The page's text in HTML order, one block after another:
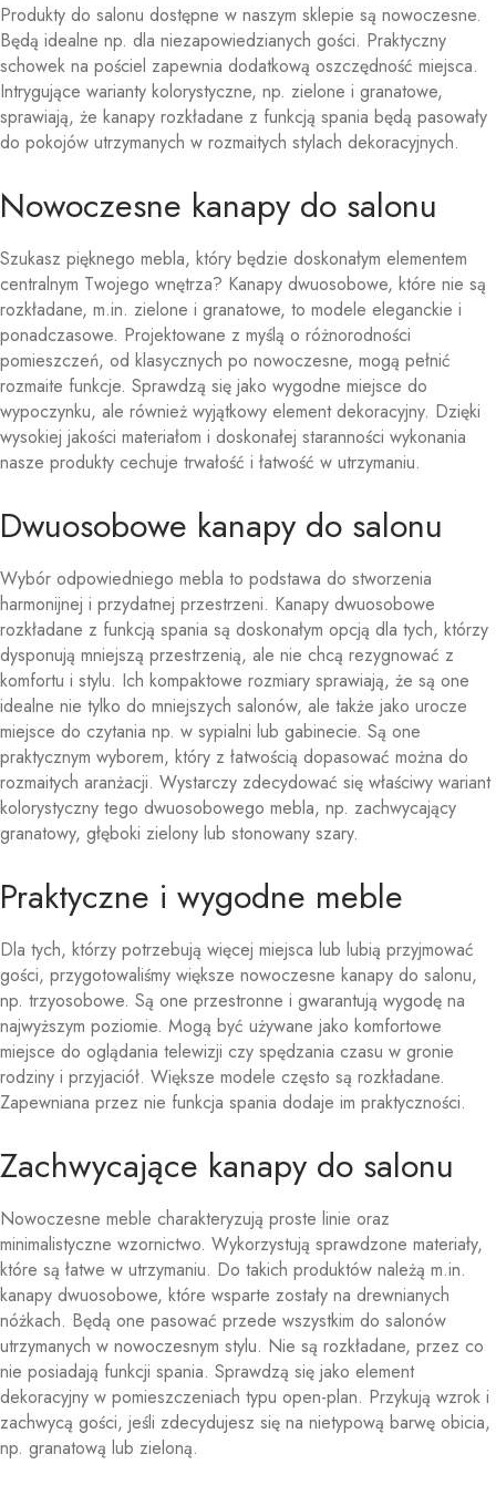
Produkty do salonu dostępne w naszym sklepie są nowoczesne.
Będą idealne np. dla niezapowiedzianych gości. Praktyczny
schowek na pościel zapewnia dodatkową oszczędność miejsca.
Intrygujące warianty kolorystyczne, np. zielone i granatowe,
sprawiają, że kanapy rozkładane z funkcją spania będą pasowały
do pokojów utrzymanych w rozmaitych stylach dekoracyjnych.
Nowoczesne kanapy do salonu
Szukasz pięknego mebla, który będzie doskonałym elementem
centralnym Twojego wnętrza? Kanapy dwuosobowe, które nie są
rozkładane, m.in. zielone i granatowe, to modele eleganckie i
ponadczasowe. Projektowane z myślą o różnorodności
pomieszczeń, od klasycznych po nowoczesne, mogą pełnić
rozmaite funkcje. Sprawdzą się jako wygodne miejsce do
wypoczynku, ale również wyjątkowy element dekoracyjny. Dzięki
wysokiej jakości materiałom i doskonałej staranności wykonania
nasze produkty cechuje trwałość i łatwość w utrzymaniu.
Dwuosobowe kanapy do salonu
Wybór odpowiedniego mebla to podstawa do stworzenia
harmonijnej i przydatnej przestrzeni. Kanapy dwuosobowe
rozkładane z funkcją spania są doskonałym opcją dla tych, którzy
dysponują mniejszą przestrzenią, ale nie chcą rezygnować z
komfortu i stylu. Ich kompaktowe rozmiary sprawiają, że są one
idealne nie tylko do mniejszych salonów, ale także jako urocze
miejsce do czytania np. w sypialni lub gabinecie. Są one
praktycznym wyborem, który z łatwością dopasować można do
rozmaitych aranżacji. Wystarczy zdecydować się właściwy wariant
kolorystyczny tego dwuosobowego mebla, np. zachwycający
granatowy, głęboki zielony lub stonowany szary.
Praktyczne i wygodne meble
Dla tych, którzy potrzebują więcej miejsca lub lubią przyjmować
gości, przygotowaliśmy większe nowoczesne kanapy do salonu,
np. trzyosobowe. Są one przestronne i gwarantują wygodę na
najwyższym poziomie. Mogą być używane jako komfortowe
miejsce do oglądania telewizji czy spędzania czasu w gronie
rodziny i przyjaciół. Większe modele często są rozkładane.
Zapewniana przez nie funkcja spania dodaje im praktyczności.
Zachwycające kanapy do salonu
Nowoczesne meble charakteryzują proste linie oraz
minimalistyczne wzornictwo. Wykorzystują sprawdzone materiały,
które są łatwe w utrzymaniu. Do takich produktów należą m.in.
kanapy dwuosobowe, które wsparte zostały na drewnianych
nóżkach. Będą one pasować przede wszystkim do salonów
utrzymanych w nowoczesnym stylu. Nie są rozkładane, przez co
nie posiadają funkcji spania. Sprawdzą się jako element
dekoracyjny w pomieszczeniach typu open-plan. Przykują wzrok i
zachwycą gości, jeśli zdecydujesz się na nietypową barwę obicia,
np. granatową lub zieloną.